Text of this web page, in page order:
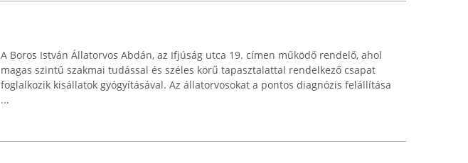
A Boros István Állatorvos Abdán, az Ifjúság utca 19. címen működő rendelő, ahol
magas szintű szakmai tudással és széles körű tapasztalattal rendelkező csapat
foglalkozik kisállatok gyógyításával. Az állatorvosokat a pontos diagnózis felállítása
...